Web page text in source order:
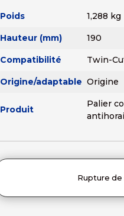
Poids 1,288 kg
Hauteur (mm) 190
Compatibilité Twin-
Origine/adaptable Origine
Produit
Palier
Rupture